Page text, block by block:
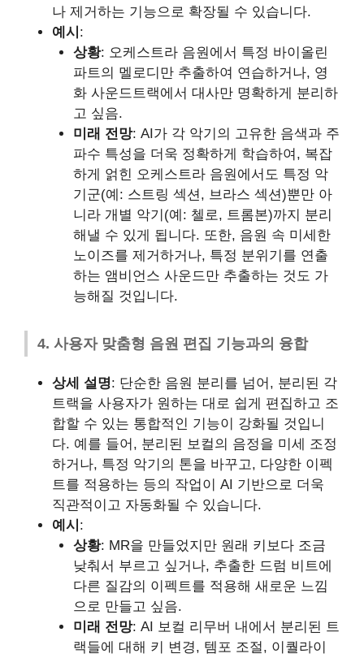
나 제거하는 기능으로 확장될 수 있습니다.
예시 :
상황: 오케스트라 음원에서 특정 바이올린
파트의 멜로디만 추출하여 연습하거나, 영
화 사운드트랙에서 대사만 명확하게 분리하
고 싶음.
미래 전망: AI가 각 악기의 고유한 음색과 주
파수 특성을 더욱 정확하게 학습하여, 복잡
하게 얽힌 오케스트라 음원에서도 특정 악
기군(예: 스트링 섹션, 브라스 섹션)뿐만 아
니라 개별 악기(예: 첼로, 트롬본)까지 분리
해낼 수 있게 됩니다. 또한, 음원 속 미세한
노이즈를 제거하거나, 특정 분위기를 연출
하는 앰비언스 사운드만 추출하는 것도 가
능해질 것입니다.
4. 사용자 맞춤형 음원 편집 기능과의 융합
상세 설명: 단순한 음원 분리를 넘어, 분리된 각
트랙을 사용자가 원하는 대로 쉽게 편집하고 조
합할 수 있는 통합적인 기능이 강화될 것입니
다. 예를 들어, 분리된 보컬의 음정을 미세 조정
하거나, 특정 악기의 톤을 바꾸고, 다양한 이펙
트를 적용하는 등의 작업이 AI 기반으로 더욱
직관적이고 자동화될 수 있습니다.
예시 :
상황: MR을 만들었지만 원래 키보다 조금
낮춰서 부르고 싶거나, 추출한 드럼 비트에
다른 질감의 이펙트를 적용해 새로운 느낌
으로 만들고 싶음.
미래 전망: AI 보컬 리무버 내에서 분리된 트
랙들에 대해 키 변경, 템포 조절, 이퀄라이